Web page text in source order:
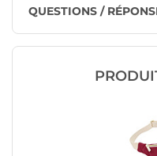
QUESTIONS /